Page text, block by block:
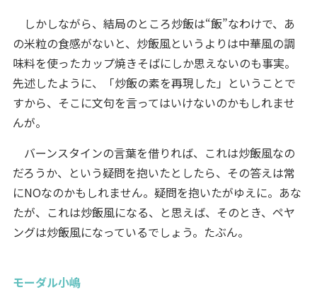
しかしながら、結局のところ炒飯は“飯”なわけで、あ
の米粒の食感がないと、炒飯風というよりは中華風の調
味料を使ったカップ焼きそばにしか思えないのも事実。
先述したように、「炒飯の素を再現した」ということで
すから、そこに文句を言ってはいけないのかもしれませ
んが。
バーンスタインの言葉を借りれば、これは炒飯風なの
だろうか、という疑問を抱いたとしたら、その答えは常
にNOなのかもしれません。疑問を抱いたがゆえに。あな
たが、これは炒飯風になる、と思えば、そのとき、ペヤ
ングは炒飯風になっているでしょう。たぶん。
モーダル小嶋